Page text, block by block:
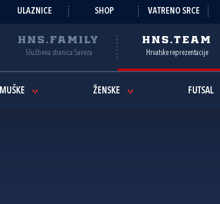
ULAZNICE SHOP VATRENO SRCE
HNS.FAMILY
Službena stranica Saveza
HNS.TEAM
Hrvatske reprezentacije
MUŠKE ŽENSKE FUTSAL